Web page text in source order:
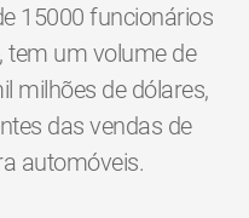
15000 funcionários
tem um volume de
milhões de dólares,
das vendas de
automóveis.